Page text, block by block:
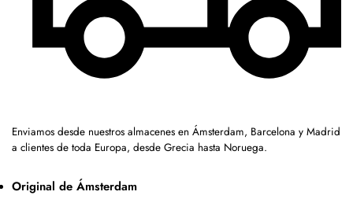
Enviamos desde nuestros almacenes en Ámsterdam, Barcelona y Madrid
a clientes de toda Europa, desde Grecia hasta Noruega.
Original de Ámsterdam